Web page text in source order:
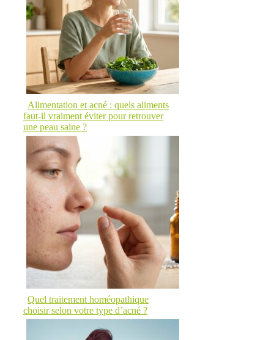
Alimentation et acné : quels aliments
faut-il vraiment éviter pour retrouver
une peau saine ?
Quel traitement homéopathique
choisir selon votre type d’acné ?